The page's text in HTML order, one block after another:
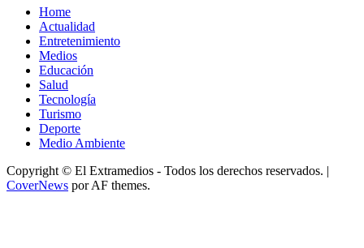
Home
Actualidad
Entretenimiento
Medios
Educación
Salud
Tecnología
Turismo
Deporte
Medio Ambiente
Copyright © El Extramedios - Todos los derechos reservados. |
CoverNews por AF themes.